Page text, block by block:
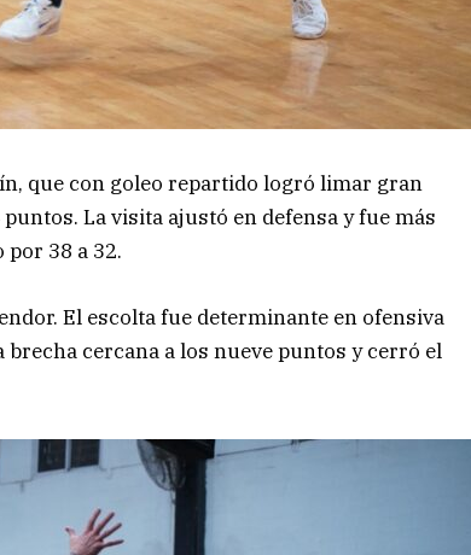
que con goleo repartido logró limar gran
La visita ajustó en defensa y fue más
por 38 a 32.
El escolta fue determinante en ofensiva
cercana a los nueve puntos y cerró el